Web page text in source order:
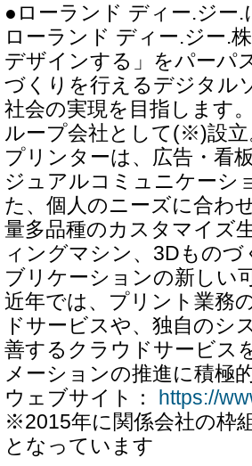
●ローランド ディー.ジー.
ローランド ディー.ジー.
デザインする」をパーパ
づくりを行えるデジタル
社会の実現を目指します
ループ会社として(※)設
プリンターは、広告・看
ジュアルコミュニケーシ
た、個人のニーズに合わ
量多品種のカスタマイズ
ィングマシン、3Dもの
ブリケーションの新しい
近年では、プリント業務
ドサービスや、独自のシ
善するクラウドサービス
メーションの推進に積極
ウェブサイト：
https://
※2015年に関係会社の枠
となっています